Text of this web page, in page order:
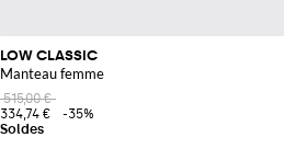
LOW CLASSIC
Manteau femme
515,00 €
334,74 €
-35%